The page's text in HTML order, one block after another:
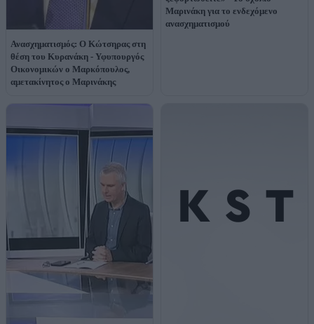
Ανασχηματισμός: Ο Κώτσηρας στη
θέση του Κυρανάκη - Υφυπουργός
Οικονομικών ο Μαρκόπουλος,
αμετακίνητος ο Μαρινάκης
Μαρινάκη για το ενδεχόμενο
ανασχηματισμού